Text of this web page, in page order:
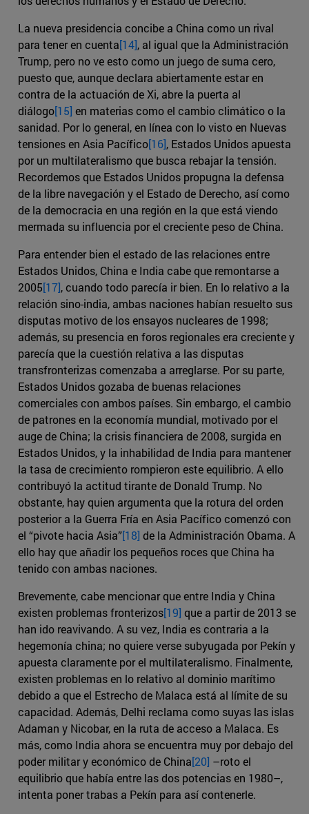
La nueva presidencia concibe a China como un rival
para tener en cuenta[14], al igual que la Administración
Trump, pero no ve esto como un juego de suma cero,
puesto que, aunque declara abiertamente estar en
contra de la actuación de Xi, abre la puerta al
diálogo[15] en materias como el cambio climático o la
sanidad. Por lo general, en línea con lo visto en Nuevas
tensiones en Asia Pacífico[16], Estados Unidos apuesta
por un multilateralismo que busca rebajar la tensión.
Recordemos que Estados Unidos propugna la defensa
de la libre navegación y el Estado de Derecho, así como
de la democracia en una región en la que está viendo
mermada su influencia por el creciente peso de China.
Para entender bien el estado de las relaciones entre
Estados Unidos, China e India cabe que remontarse a
2005[17], cuando todo parecía ir bien. En lo relativo a la
relación sino-india, ambas naciones habían resuelto sus
disputas motivo de los ensayos nucleares de 1998;
además, su presencia en foros regionales era creciente y
parecía que la cuestión relativa a las disputas
transfronterizas comenzaba a arreglarse. Por su parte,
Estados Unidos gozaba de buenas relaciones
comerciales con ambos países. Sin embargo, el cambio
de patrones en la economía mundial, motivado por el
auge de China; la crisis financiera de 2008, surgida en
Estados Unidos, y la inhabilidad de India para mantener
la tasa de crecimiento rompieron este equilibrio. A ello
contribuyó la actitud tirante de Donald Trump. No
obstante, hay quien argumenta que la rotura del orden
posterior a la Guerra Fría en Asia Pacífico comenzó con
el “pivote hacia Asia”[18] de la Administración Obama. A
ello hay que añadir los pequeños roces que China ha
tenido con ambas naciones.
Brevemente, cabe mencionar que entre India y China
existen problemas fronterizos[19] que a partir de 2013 se
han ido reavivando. A su vez, India es contraria a la
hegemonía china; no quiere verse subyugada por Pekín y
apuesta claramente por el multilateralismo. Finalmente,
existen problemas en lo relativo al dominio marítimo
debido a que el Estrecho de Malaca está al límite de su
capacidad. Además, Delhi reclama como suyas las islas
Adaman y Nicobar, en la ruta de acceso a Malaca. Es
más, como India ahora se encuentra muy por debajo del
poder militar y económico de China[20] –roto el
equilibrio que había entre las dos potencias en 1980–,
intenta poner trabas a Pekín para así contenerle.